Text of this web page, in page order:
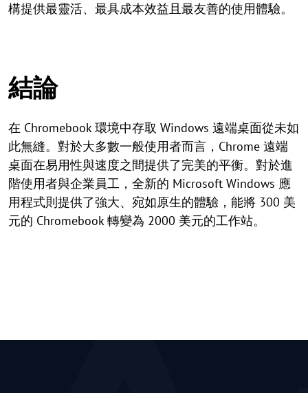
構提供最靈活、最具成本效益且最友善的使用體驗。
結論
在 Chromebook 環境中存取 Windows 遠端桌面從未如
此無縫。對於大多數一般使用者而言，Chrome 遠端
桌面在易用性與速度之間提供了完美的平衡。對於進
階使用者與企業員工，全新的 Microsoft Windows 應
用程式則提供了強大、宛如原生的體驗，能將 300 美
元的 Chromebook 轉變為 2000 美元的工作站。